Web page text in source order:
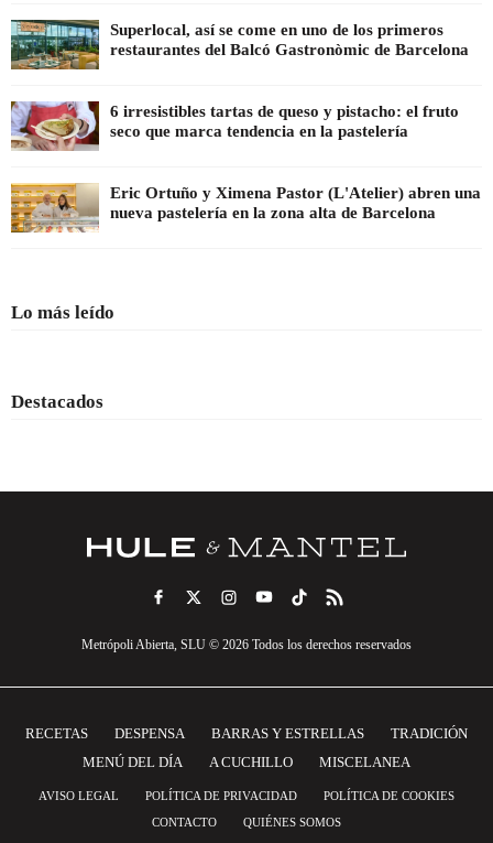
Superlocal, así se come en uno de los primeros
restaurantes del Balcó Gastronòmic de Barcelona
6 irresistibles tartas de queso y pistacho: el fruto
seco que marca tendencia en la pastelería
Eric Ortuño y Ximena Pastor (L'Atelier) abren una
nueva pastelería en la zona alta de Barcelona
Lo más leído
Destacados
Metrópoli Abierta, SLU © 2026 Todos los derechos reservados
RECETAS DESPENSA BARRAS Y ESTRELLAS
TRADICIÓN
MENÚ DEL DÍA
A CUCHILLO MISCELANEA
AVISO LEGAL POLÍTICA DE PRIVACIDAD
POLÍTICA DE COOKIES
CONTACTO
QUIÉNES SOMOS